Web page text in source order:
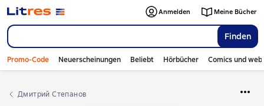
Finden
Anmelden Meine Bücher
Promo-Code Neuerscheinungen Beliebt Hörbücher Comics und
Дмитрий Степанов